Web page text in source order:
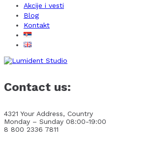
Akcije i vesti
Blog
Kontakt
Contact us:
4321 Your Address, Country
Monday – Sunday 08:00-19:00
8 800 2336 7811